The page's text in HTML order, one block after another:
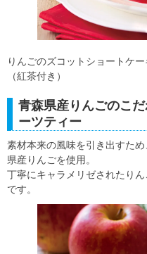
りんごのズコットショートケ
（紅茶付き）
青森県産りんごのこ
ーツティー
素材本来の風味を引き出すた
県産りんごを使用。
丁寧にキャラメリゼされたり
です。